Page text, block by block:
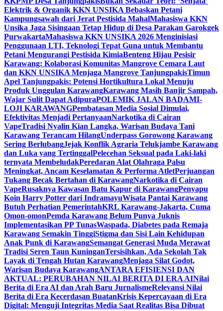
Elektrik & Organik KKN UNSIKA Bebaskan Petani
Kampungsawah dari Jerat Pestisida MahalMahasiswa KKN
Unsika Jaga Sisingaan Tetap Hidup di Desa Parakan Garokgek
PurwakartaMahasiswa KKN UNSIKA 2026 Menginisiasi
Penggunaan LTI, Teknologi Tepat Guna untuk Membantu
Petani Mengurangi Pestisida KimiaBenteng Hijau Pesisir
Karawang: Kolaborasi Komunitas Mangrove Cemara Laut
dan KKN UNSIKA Menjaga Mangrove TanjungpakisTimun
Apel Tanjungpakis: Potensi Hortikultura Lokal Menuju
Produk Unggulan KarawangKarawang Masih Banjir Sampah,
Wajar Sulit Dapat AdipuraPOLEMIK JALAN BADAMI-
LOJI KARAWANGPembatasan Media Sosial Dimulai,
Efektivitas Menjadi PertanyaanNarkotika di Cairan
VapeTradisi Nyalin Kian Langka, Warisan Budaya Tani
Karawang Terancam HilangUnderpass Gorowong Karawang
Sering BerlubangJejak Konflik Agraria Telukjambe Karawang
dan Luka yang TertinggalPelecehan Seksual pada Laki-laki
ternyata MembeludakPeredaran Alat Olahraga Palsu
Meningkat, Ancam Keselamatan & Performa AtletPerjuangan
Tukang Becak Bertahan di KarawangNarkotika di Cairan
VapeRusaknya Kawasan Batu Kapur di KarawangPenyapu
Koin Harry Potter dari IndramayuWisata Pantai Karawang
Butuh Perhatian PemerintahKRL Karawang-Jakarta, Cuma
Omon-omonPemda Karawang Belum Punya Juknis
Implementasikan PP TunasWaspada, Diabetes pada Remaja
Karawang Semakin TinggiStigma dan Sisi Lain Kehidupan
Anak Punk di KarawangSemangat Generasi Muda Merawat
Tradisi Seren Taun KuninganTersisihkan, Ada Sekolah Tak
Layak di Tengah Hutan KarawangMenjaga Silat Godot,
Warisan Budaya KarawangANTARA EFISIENSI DAN
AKTUAL: PERUBAHAN NILAI BERITA DI ERA AINilai
Berita di Era AI dan Arah Baru JurnalismeRelevansi Nilai
Berita di Era Kecerdasan BuatanKrisis Kepercayaan di Era
Digital: Menguji Integritas Media Saat Realitas Bisa Dibuat